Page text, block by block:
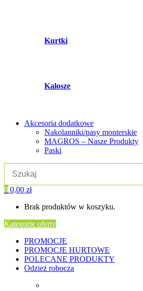
Kurtki
Kalosze
Akcesoria dodatkowe
Nakolanniki/pasy monterskie
MAGROS – Nasze Produkty
Paski
0 0,00 zł
Brak produktów w koszyku.
Kategorie oferty
PROMOCJE
PROMOCJE HURTOWE
POLECANE PRODUKTY
Odzież robocza